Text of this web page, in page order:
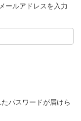
ールアドレスを入力
パスワードが届けら